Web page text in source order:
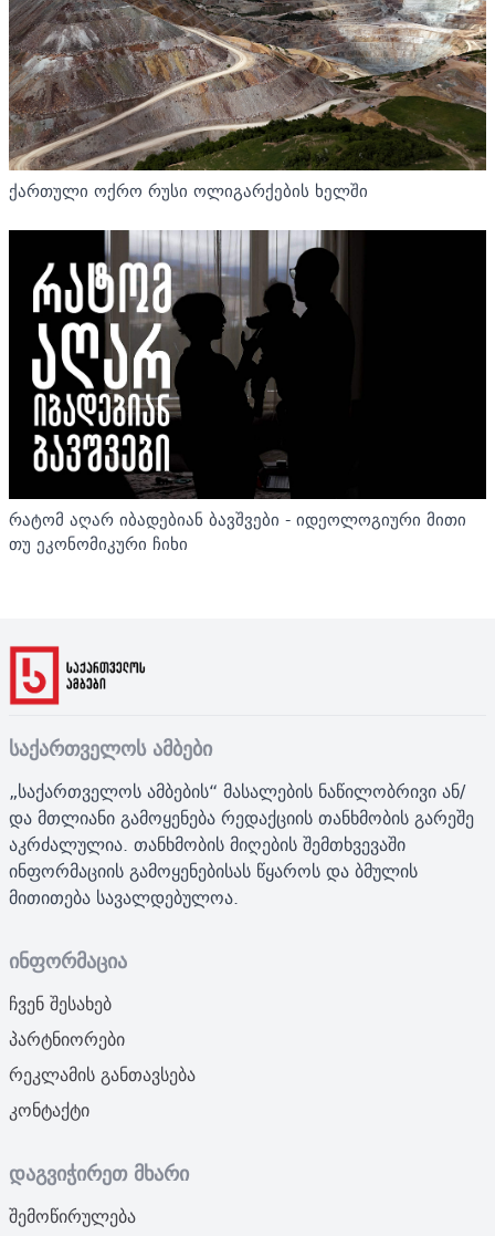
ქართული ოქრო რუსი ოლიგარქების ხელში
რატომ აღარ იბადებიან ბავშვები - იდეოლოგიური მითი
თუ ეკონომიკური ჩიხი
საქართველოს ამბები
„საქართველოს ამბების“ მასალების ნაწილობრივი ან/
და მთლიანი გამოყენება რედაქციის თანხმობის გარეშე
აკრძალულია. თანხმობის მიღების შემთხვევაში
ინფორმაციის გამოყენებისას წყაროს და ბმულის
მითითება სავალდებულოა.
ინფორმაცია
ჩვენ შესახებ
პარტნიორები
რეკლამის განთავსება
კონტაქტი
დაგვიჭირეთ მხარი
შემოწირულება